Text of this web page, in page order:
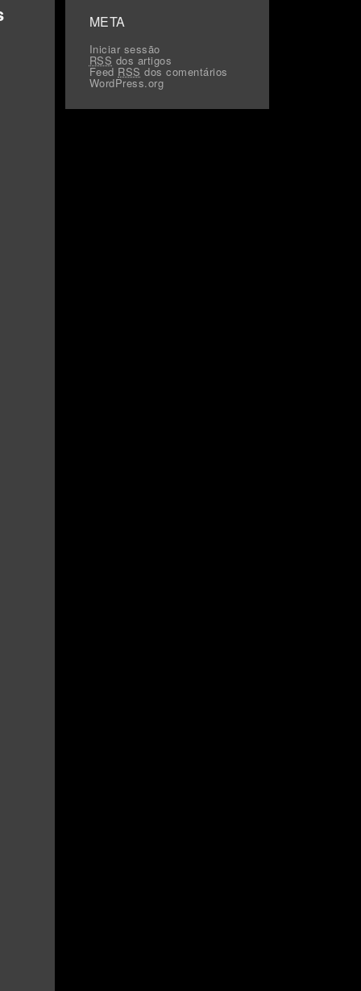
META
Iniciar sessão
RSS dos artigos
Feed RSS dos comentários
WordPress.org